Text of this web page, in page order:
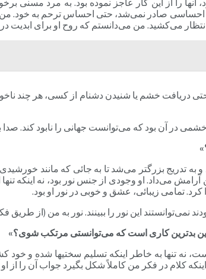
صادر نمی‌شد، حتی احساس ترحم به خود. من
می‌کشید. من می‌دانستم که روح او برای
دریافت خشم یا شنیدن دشنام از کسی، هر چند
در آن بود که می‌توانست جهانی را نابود کند.
تدریج بزرگتر می‌شد تا به جائی که مانند
آرامش می‌داد. او وجودی از جنس نور بود، نه اینکه
تمامی زیبائی، عشق و خوبی در نور او بود.
نمی‌توانستند این نور را ببینند. نور به من (از طریق
این بدترین کاری است که می‌توانستی مرتکب شوی؟»
تنها به خاطر اینکه تسلیم سختیها شده و خود
کلام در فکر من کاملاً شکل بگیرد جواب آن را از